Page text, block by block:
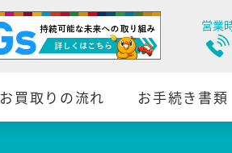
営業
お買取りの流れ お手続き書類